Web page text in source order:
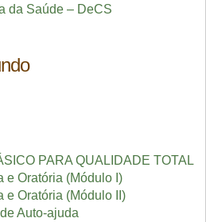
da Saúde – DeCS
PARA QUALIDADE TOTAL
e Oratória (Módulo I)
e Oratória (Módulo II)
Auto-ajuda